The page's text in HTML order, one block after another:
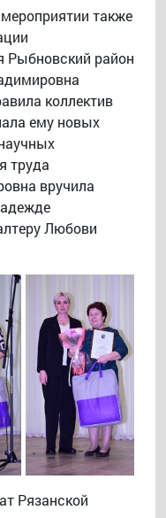
также
Рыбновский район
коллектив
ему новых
труда
вручила
Любови
Рязанской